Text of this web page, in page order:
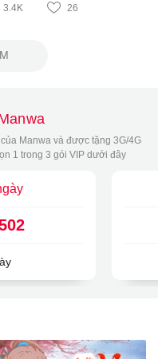
3.4K 26
Manwa và được tặng 3G/4G
1 trong 3 gói VIP dưới đây